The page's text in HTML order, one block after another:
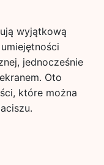
wyjątkową
jednocześnie
Oto
które można